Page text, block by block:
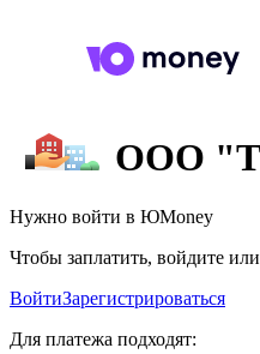
ООО
Нужно войти в ЮMoney
Чтобы заплатить, войдите
ВойтиЗарегистрироваться
Для платежа подходят: